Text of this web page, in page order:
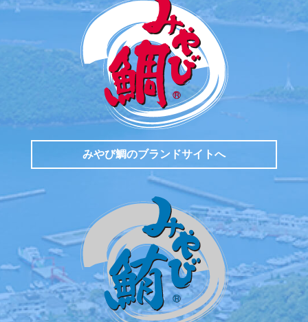
みやび鯛のブランドサイトへ